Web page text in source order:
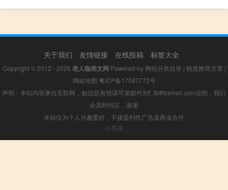
关于我们 友情链接 在线投稿 标签大全
Copyright © 2012 - 2026 老人咖美文网 Powered by 网站分类目录 | 精选推荐文章 |
网站地图 粤ICP备17087772号
声明：本站内容来自互联网，如信息有错误可发邮件到f_fb#foxmail.com说明，我们
会及时纠正，谢谢
本站仅为个人兴趣爱好，不接盈利性广告及商业合作
小男孩